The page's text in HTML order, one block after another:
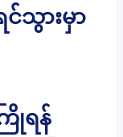
သွားမှာ
ြိုရန်